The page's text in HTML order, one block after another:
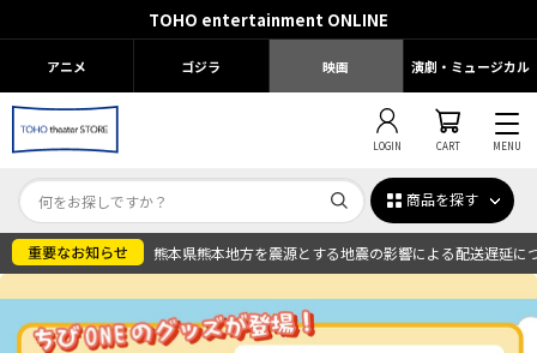
TOHO entertainment ONLINE
アニメ ゴジラ 映画 演劇・ミュージカル
LOGIN CART MENU
商品を探す
熊本県熊本地方を震源とする地震の影響による配送遅延に